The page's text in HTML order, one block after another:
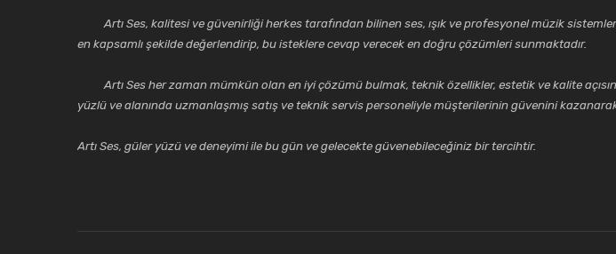
Artı Ses, kalitesi ve güvenirliği herkes tarafından bilinen ses, ışık ve profesyonel müzik
en kapsamlı şekilde değerlendirip, bu isteklere cevap verecek en doğru çözümleri sunmaktadır.
Artı Ses her zaman mümkün olan en iyi çözümü bulmak, teknik özellikler, estetik ve kalite
yüzlü ve alanında uzmanlaşmış satış ve teknik servis personeliyle müşterilerinin güvenini
Artı Ses, güler yüzü ve deneyimi ile bu gün ve gelecekte güvenebileceğiniz bir tercihtir.